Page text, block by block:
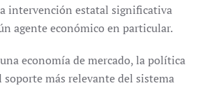
intervención estatal significativa
agente económico en particular.
economía de mercado, la política
soporte más relevante del sistema